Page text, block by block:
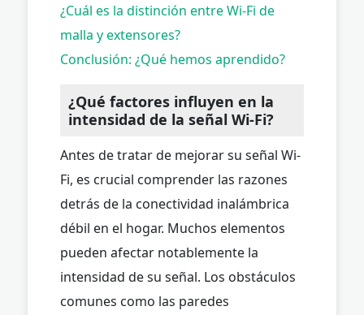
¿Cuál es la distinción entre Wi-Fi de
malla y extensores?
Conclusión: ¿Qué hemos aprendido?
¿Qué factores influyen en la
intensidad de la señal Wi-Fi?
Antes de tratar de mejorar su señal Wi-
Fi, es crucial comprender las razones
detrás de la conectividad inalámbrica
débil en el hogar. Muchos elementos
pueden afectar notablemente la
intensidad de su señal. Los obstáculos
comunes como las paredes